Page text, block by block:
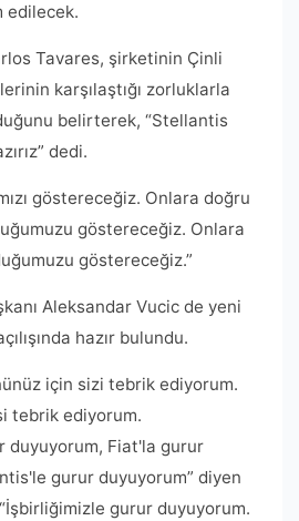
edilecek.
Tavares, şirketinin Çinli
karşılaştığı zorluklarla
belirterek, “Stellantis
dedi.
göstereceğiz. Onlara doğru
göstereceğiz. Onlara
göstereceğiz.”
Aleksandar Vucic de yeni
hazır bulundu.
için sizi tebrik ediyorum.
tebrik ediyorum.
duyuyorum, Fiat'la gurur
gurur duyuyorum” diyen
gurur duyuyorum.